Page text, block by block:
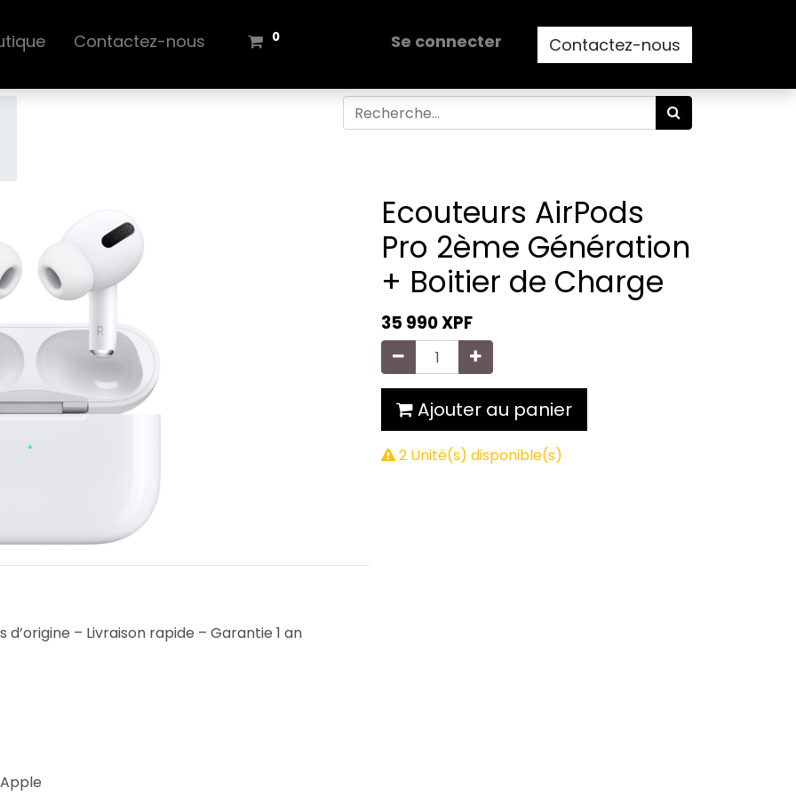
Contactez-nous 0 Se connecter Contactez-nous
Ecouteurs AirPods
Pro 2ème Génération
+ Boitier de Charge
35 990XPF
Ajouter au panier
2 Unité(s) disponible(s)
– Livraison rapide – Garantie 1 an